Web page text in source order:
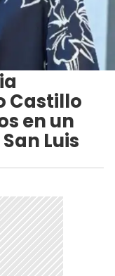
Castillo
en un
Luis